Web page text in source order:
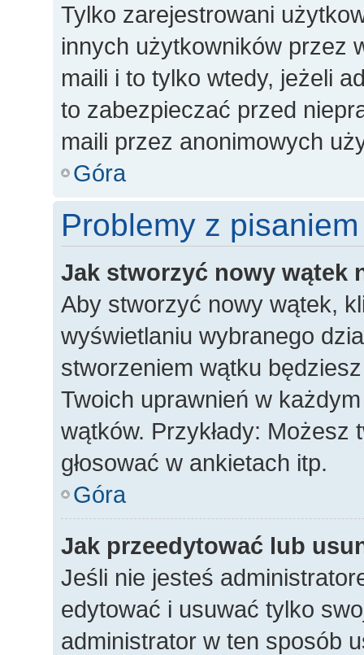
Tylko zarejestrowani
innych użytkowników przez
maili i to tylko wtedy, jeżeli
to zabezpieczać przed
maili przez anonimowych
Góra
Problemy z pisaniem
Jak stworzyć nowy wątek
Aby stworzyć nowy wątek,
wyświetlaniu wybranego
stworzeniem wątku
Twoich uprawnień w
wątków. Przykłady:
głosować w ankietach itp.
Góra
Jak przeedytować lub
Jeśli nie jesteś
edytować i usuwać tylko
administrator w ten sposób